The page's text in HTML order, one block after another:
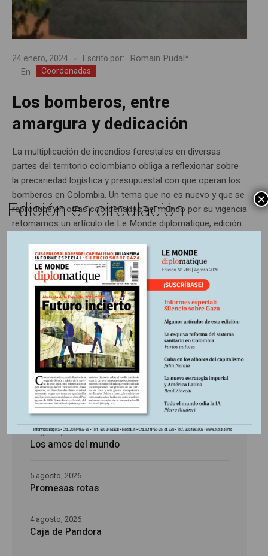
24 enero, 2024 Escrito por: Romain Pudal*
En Coordenadas
Los bomberos, entre
amargura y dedicación
La multiplicación de incendios forestales en diversas
partes del territorio colombiano obliga a reflexionar sobre
la precariedad logística y presupuestal con que operan los
bomberos en Colombia. Un tema que no es nuevo y que se
reproduce en otras coordenadas del mundo por su vigencia
retomamos un artículo de Le Monde diplomatique, edición
Últimas publicaciones
La época de la intranquilidad
5 agosto, 2026
Los amos del mundo
5 agosto, 2026
Promesas rotas
5 agosto, 2026
Caja de Pandora
4 agosto, 2026
Edición en circulación ×